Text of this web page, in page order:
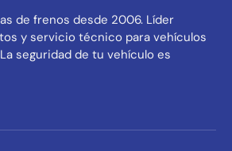
de frenos desde 2006. Líder
y servicio técnico para vehículos
seguridad de tu vehículo es